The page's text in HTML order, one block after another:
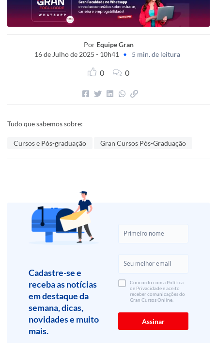
Por Equipe Gran
16 de Julho de 2025 - 10h41
• 5 min. de leitura
0 0
Tudo que sabemos sobre:
Cursos e Pós-graduação Gran Cursos Pós-Graduação
Cadastre-se e
receba as notícias
em destaque da
semana, dicas,
novidades e muito
mais.
Concordo com a Política
de Privacidade e aceito
receber comunicações do
Gran Cursos Online.